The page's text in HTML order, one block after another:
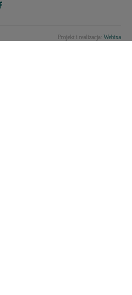
Projekt i realizacja: Webixa